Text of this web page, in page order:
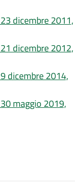
dicembre 2011,
dicembre 2012,
dicembre 2014,
maggio 2019,